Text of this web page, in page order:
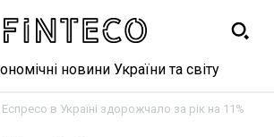
новини України та світу
Еспресо в Україні здорожчало за рік на 11%